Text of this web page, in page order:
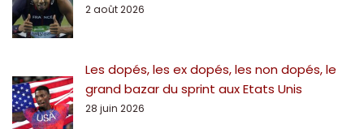
2 août 2026
Les dopés, les ex dopés, les non dopés, le
grand bazar du sprint aux Etats Unis
28 juin 2026